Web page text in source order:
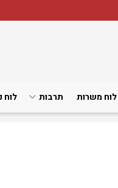
לוח משרות תרבות לוח